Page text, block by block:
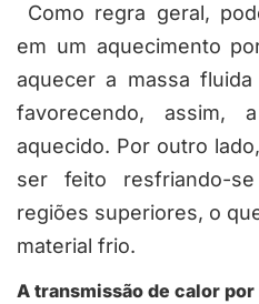
Como regra geral,
em um aquecimento
aquecer a massa
favorecendo, assim,
aquecido. Por outro
ser feito resfriando-
regiões superiores, o
material frio.
A transmissão de calor